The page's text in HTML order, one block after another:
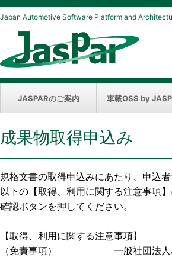
Japan Automotive Software Platform and
JASPARのご案内 車載OSS by
成果物取得申込み
規格文書の取得申込みにあたり、申込
以下の【取得、利用に関する注意事項
確認ボタンを押してください。
【取得、利用に関する注意事項】
（免責事項） 一般社団法人